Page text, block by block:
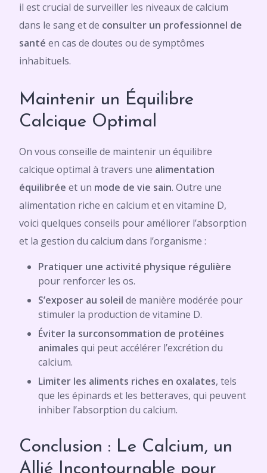
il est crucial de surveiller les niveaux de calcium
dans le sang et de consulter un professionnel de
santé en cas de doutes ou de symptômes
inhabituels.
Maintenir un Équilibre
Calcique Optimal
On vous conseille de maintenir un équilibre
calcique optimal à travers une alimentation
équilibrée et un mode de vie sain. Outre une
alimentation riche en calcium et en vitamine D,
voici quelques conseils pour améliorer l’absorption
et la gestion du calcium dans l’organisme :
Pratiquer une activité physique régulière
pour renforcer les os.
S’exposer au soleil de manière modérée pour
stimuler la production de vitamine D.
Éviter la surconsommation de protéines
animales qui peut accélérer l’excrétion du
calcium.
Limiter les aliments riches en oxalates, tels
que les épinards et les betteraves, qui peuvent
inhiber l’absorption du calcium.
Conclusion : Le Calcium, un
Allié Incontournable pour